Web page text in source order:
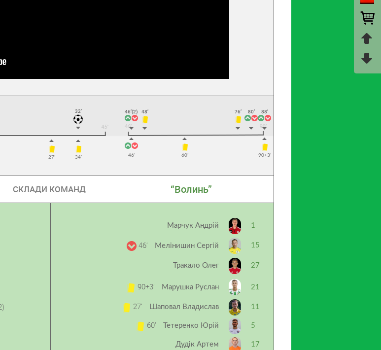
32’
27’ 34’
46’(2) 48’ 76’ 80’ 88’
46’ 60’ 90+3’
СКЛАДИ КОМАНД “Волинь”
Марчук Андрій 1
46’ Мелінишин Сергій 15
Тракало Олег 27
90+3’ Марушка Руслан 21
27’ Шаповал Владислав 11
60’ Тетеренко Юрій 5
Дудік Артем 17